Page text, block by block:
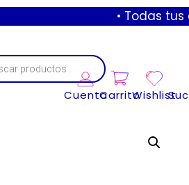
• Todas tus
CuentaCarritoWishlist